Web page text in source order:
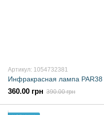
Артикул: 1054732381
Инфракрасная лампа
360.00 грн 390.00 грн